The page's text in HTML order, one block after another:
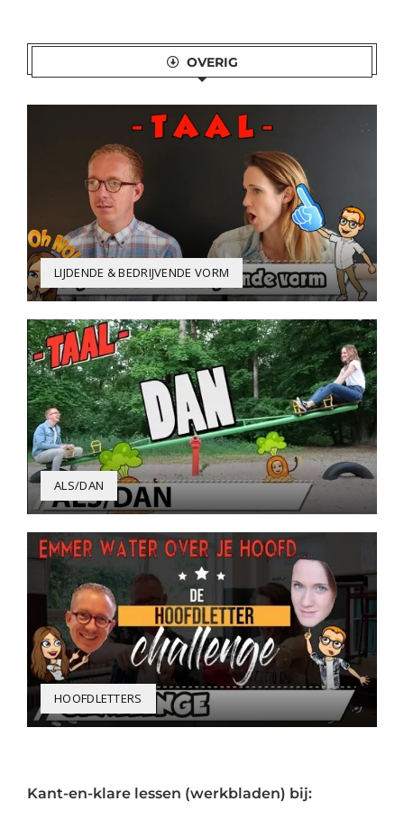
OVERIG
LIJDENDE & BEDRIJVENDE VORM
ALS/DAN
HOOFDLETTERS
Kant-en-klare lessen (werkbladen) bij: